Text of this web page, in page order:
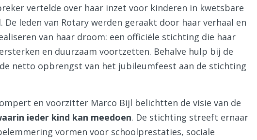
vertelde over haar inzet voor kinderen in kwetsbare
leden van Rotary werden geraakt door haar verhaal en
van haar droom: een officiële stichting die haar
en duurzaam voortzetten. Behalve hulp bij de
netto opbrengst van het jubileumfeest aan de stichting
en voorzitter Marco Bijl belichtten de visie van de
ieder kind kan meedoen. De stichting streeft ernaar
vormen voor schoolprestaties, sociale